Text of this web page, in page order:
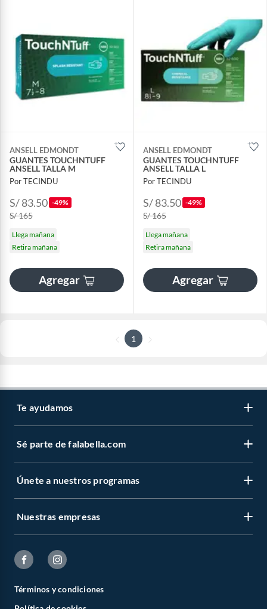
ANSELL EDMONDT
GUANTES TOUCHNTUFF
ANSELL TALLA M
Por TECINDU
S/ 83.50 -49%
S/ 165
Llega mañana
Retira mañana
Agregar
ANSELL EDMONDT
GUANTES TOUCHNTUFF
ANSELL TALLA L
Por TECINDU
S/ 83.50 -49%
S/ 165
Llega mañana
Retira mañana
Agregar
1
Te ayudamos
Sé parte de falabella.com
Únete a nuestros programas
Nuestras empresas
Términos y condiciones